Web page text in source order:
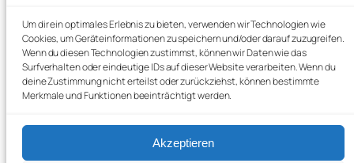
Um dir ein optimales Erlebnis zu bieten, verwenden wir Technologien wie
Cookies, um Geräteinformationen zu speichern und/oder darauf zuzugreifen.
Wenn du diesen Technologien zustimmst, können wir Daten wie das
Surfverhalten oder eindeutige IDs auf dieser Website verarbeiten. Wenn du
deine Zustimmung nicht erteilst oder zurückziehst, können bestimmte
Merkmale und Funktionen beeinträchtigt werden.
Akzeptieren
Nienstedt im Deister
Die Perle im Deister
Cookie-Richtlinie (EU)